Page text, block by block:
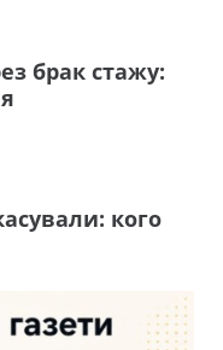
брак стажу:
кого